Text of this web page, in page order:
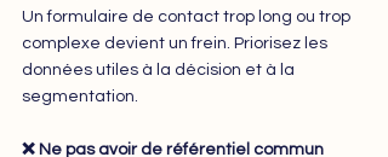
Un formulaire de contact trop long ou trop
complexe devient un frein. Priorisez les
données utiles à la décision et à la
segmentation.
❌ Ne pas avoir de référentiel commun